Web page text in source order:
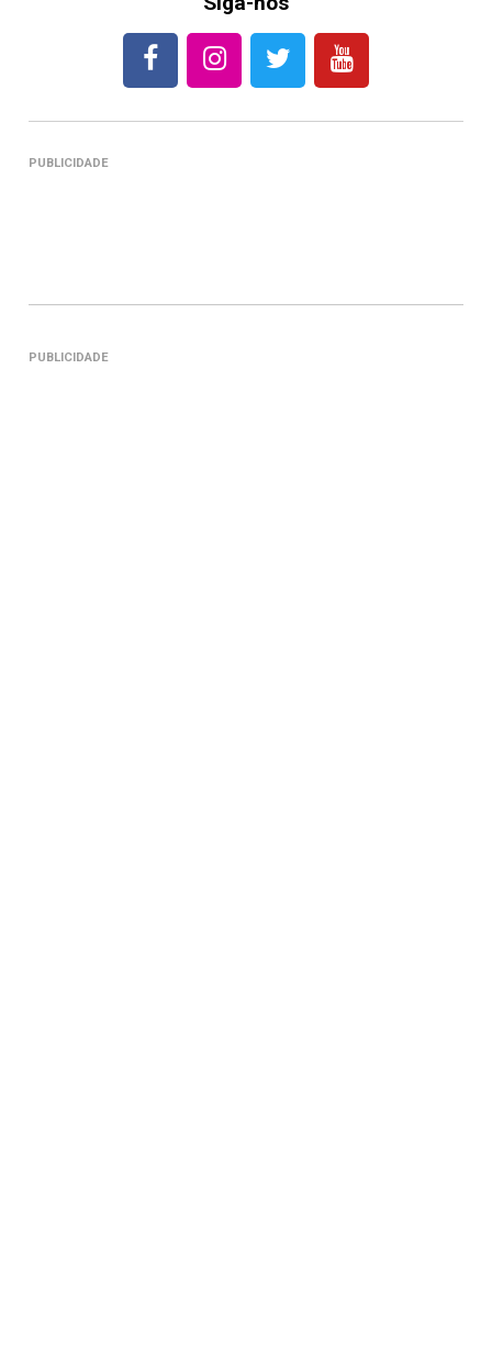
PUBLICIDADE
PUBLICIDADE